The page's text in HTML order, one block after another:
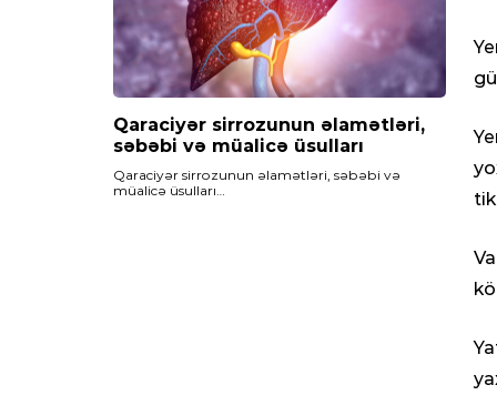
Qaraciyər sirrozunun əlamətləri,
səbəbi və müalicə üsulları
Qaraciyər sirrozunun əlamətləri, səbəbi və
müalicə üsulları…
Maqnezium çatışmazlığı,
səbəbləri və müalicəsi
Maqnezium çatışmazlığı…
Qan azlığı – Anemiya nədir? Qan
azlığının fəsadları və müalicəsi
Qan azlığı - Anemiya nədir? qan azlığının fəsadları
və müalicəsi